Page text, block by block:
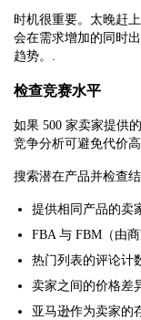
时机很重要。太晚赶
会在需求增加的同时
趋势。.
检查竞赛水平
如果 500 家卖家提供
竞争分析可避免代价高
搜索潜在产品并检查
提供相同产品的卖
FBA 与 FBM（由
热门列表的评论计
卖家之间的价格差
亚马逊作为卖家的